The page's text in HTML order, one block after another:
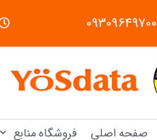
09309649700
صفحه اصلی فروشگاه منابع